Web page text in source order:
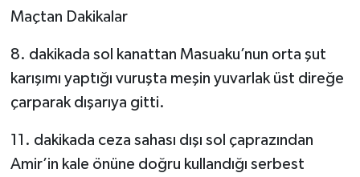
Maçtan Dakikalar
8. dakikada sol kanattan Masuaku’nun orta şut
karışımı yaptığı vuruşta meşin yuvarlak üst direğe
çarparak dışarıya gitti.
11. dakikada ceza sahası dışı sol çaprazından
Amir’in kale önüne doğru kullandığı serbest